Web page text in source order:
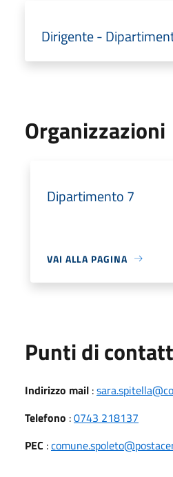
Dirigente -
Organizzazioni
Dipartimento 7
VAI ALLA PAGINA
Punti di
Indirizzo mail :
Telefono :0743 218137
PEC :